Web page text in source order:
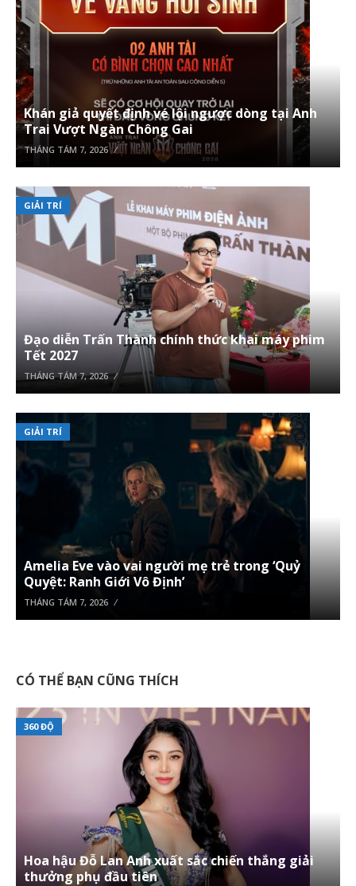
Khán giả quyết định vé lội ngược dòng tại Anh
Trai Vượt Ngàn Chông Gai
THÁNG TÁM 7, 2026
GIẢI TRÍ
Đạo diễn Trấn Thành chính thức khai máy phim
Tết 2027
THÁNG TÁM 7, 2026
GIẢI TRÍ
Amelia Eve vào vai người mẹ trẻ trong ‘Quỷ
Quyệt: Ranh Giới Vô Định’
THÁNG TÁM 7, 2026
CÓ THỂ BẠN CŨNG THÍCH
360 ĐỘ
Hoa hậu Đỗ Lan Anh xuất sắc chiến thắng giải
thưởng phụ đầu tiên